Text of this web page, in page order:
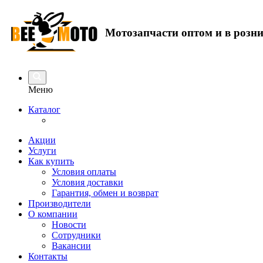
Мотозапчасти оптом и в
Меню
Каталог
Акции
Услуги
Как купить
Условия оплаты
Условия доставки
Гарантия, обмен и возврат
Производители
О компании
Новости
Сотрудники
Вакансии
Контакты